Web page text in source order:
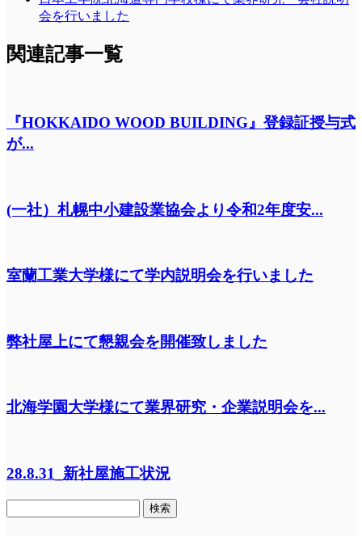
会を行いました
関連記事一覧
『HOKKAIDO WOOD BUILDING』登録証授与式
が...
(一社）札幌中小建設業協会より令和2年度安...
室蘭工業大学様にて学内説明会を行いました
弊社屋上にて懇親会を開催致しました
北海学園大学様にて業界研究・企業説明会を...
28.8.31_新社屋施工状況